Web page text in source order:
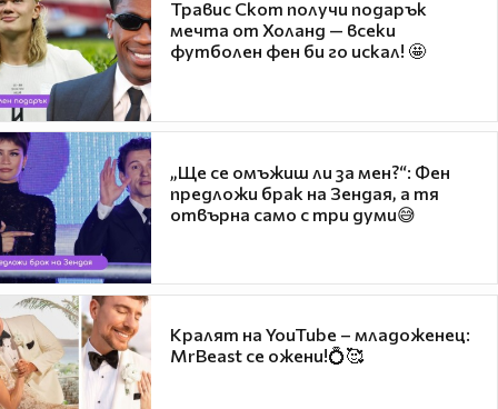
Травис Скот получи подарък
мечта от Холанд — всеки
футболен фен би го искал! 🤩
„Ще се омъжиш ли за мен?“: Фен
предложи брак на Зендая, а тя
отвърна само с три думи😅
Кралят на YouTube – младоженец:
MrBeast се ожени!💍🥰